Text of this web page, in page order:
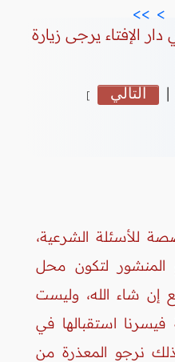
>
>>
الإفتاء يرجى زيارة
| التالي ]
للأسئلة الشرعية،
المنشور لتكون محل
إن شاء الله، وليست
فيسرنا استقبالها في
نرجو المعذرة من